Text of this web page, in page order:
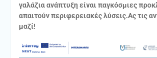
γαλάζια ανάπτυξη είναι παγκόσμιες
απαιτούν περιφερειακές λύσεις.Ας τις
μαζί!